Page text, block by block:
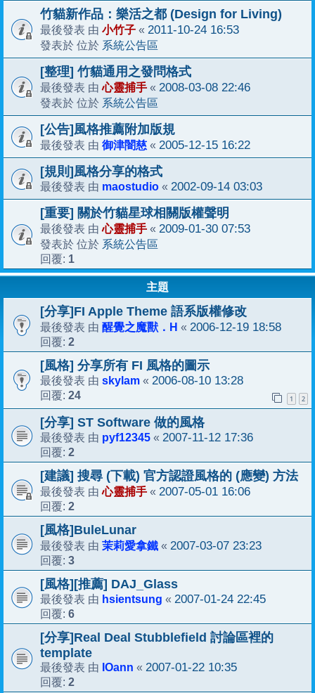
竹貓新作品：樂活之都 (Design for Living)
最後發表 由 小竹子 « 2011-10-24 16:53
發表於 位於 系統公告區
[整理] 竹貓通用之發問格式
最後發表 由心靈捕手 « 2008-03-08 22:46
發表於 位於 系統公告區
[公告]風格推薦附加版規
最後發表 由 御津闇慈 « 2005-12-15 16:22
[規則]風格分享的格式
最後發表 由 maostudio « 2002-09-14 03:03
[重要] 關於竹貓星球相關版權聲明
最後發表 由心靈捕手 « 2009-01-30 07:53
發表於 位於 系統公告區
回覆: 1
主題
[分享]FI Apple Theme 語系版權修改
最後發表 由 醒覺之魔獸．H « 2006-12-19 18:58
回覆: 2
[風格] 分享所有 FI 風格的圖示
最後發表 由 skylam « 2006-08-10 13:28
回覆: 24 1 2
[分享] ST Software 做的風格
最後發表 由 pyf12345 « 2007-11-12 17:36
回覆: 2
[建議] 搜尋 (下載) 官方認證風格的 (應變) 方法
最後發表 由心靈捕手 « 2007-05-01 16:06
回覆: 2
[風格]BuleLunar
最後發表 由 茉莉愛拿鐵 « 2007-03-07 23:23
回覆: 3
[風格][推薦] DAJ_Glass
最後發表 由 hsientsung « 2007-01-24 22:45
回覆: 6
[分享]Real Deal Stubblefield 討論區裡的
template
最後發表 由 IOann « 2007-01-22 10:35
回覆: 2